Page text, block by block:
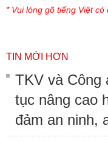
* Vui lòng gõ tiếng Việt có
TIN MỚI HƠN
TKV và Công
tục nâng cao
đảm an ninh,